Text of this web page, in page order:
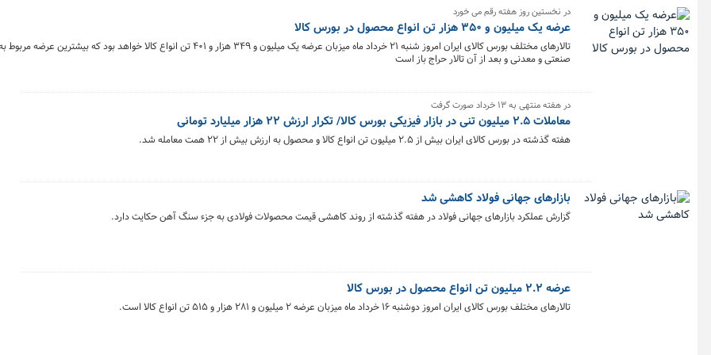
در نخستین روز هفته رقم می خورد
عرضه یک میلیون و ۳۵۰ هزار تن انواع محصول در بورس کالا
تالارهای مختلف بورس کالای ایران امروز شنبه ۲۱ خرداد ماه میزبان عرضه یک میلیون و ۳۴۹ هزار و ۴۰۱ تن انواع کالا خواهد
صنعتی و معدنی و بعد از آن تالار حراج باز است
در هفته منتهی به ۱۳ خرداد صورت گرفت
معاملات ۲.۵ میلیون تنی در بازار فیزیکی بورس کالا/ تکرار ارزش ۲۲ هزار میلیارد تومانی
هفته گذشته در بورس کالای ایران بیش از ۲.۵ میلیون تن انواع کالا و محصول به ارزش بیش از ۲۲ همت معامله شد.
بازارهای جهانی فولاد کاهشی شد
گزارش عملکرد بازارهای جهانی فولاد در هفته گذشته از روند کاهشی قیمت محصولات فولادی به جزء سنگ آهن حکایت دارد.
عرضه ۲.۲ میلیون تن انواع محصول در بورس کالا
تالارهای مختلف بورس کالای ایران امروز دوشنبه ۱۶ خرداد ماه میزبان عرضه ۲ میلیون و ۲۸۱ هزار و ۵۱۵ تن انواع کالا است.